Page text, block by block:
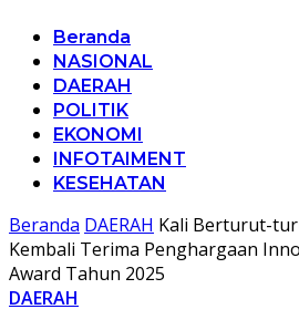
Beranda
NASIONAL
DAERAH
POLITIK
EKONOMI
INFOTAIMENT
KESEHATAN
Beranda DAERAH Kali Berturut-
Kembali Terima Penghargaan
Award Tahun 2025
DAERAH